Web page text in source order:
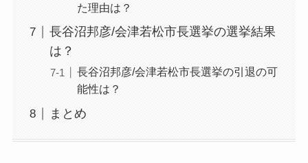
た理由は？
長谷沼邦彦/会津若松市長選挙の選挙結果
は？
長谷沼邦彦/会津若松市長選挙の引退の可
能性は？
まとめ